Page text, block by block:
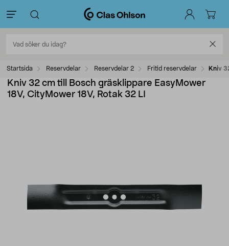
Startsida Reservdelar Reservdelar 2 Fritid reservdelar Kniv
Kniv 32 cm till Bosch gräsklippare EasyMower
18V, CityMower 18V, Rotak 32 LI